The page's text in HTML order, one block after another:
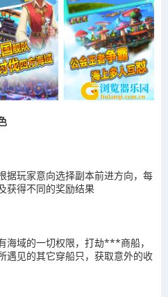
据玩家意向选择副本前进方向，每
获得不同的奖励结果
海域的一切权限，打劫***商船，
遇见的其它穿船只，获取意外的收